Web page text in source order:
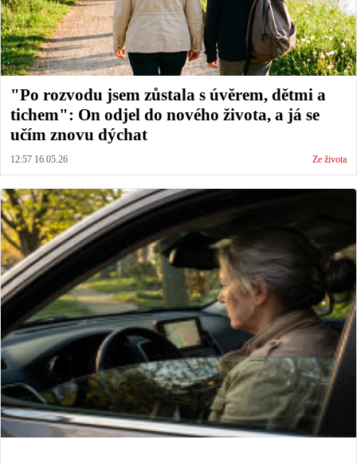
"Po rozvodu jsem zůstala s úvěrem, dětmi a
tichem": On odjel do nového života, a já se
učím znovu dýchat
12:57 16.05.26 Ze života